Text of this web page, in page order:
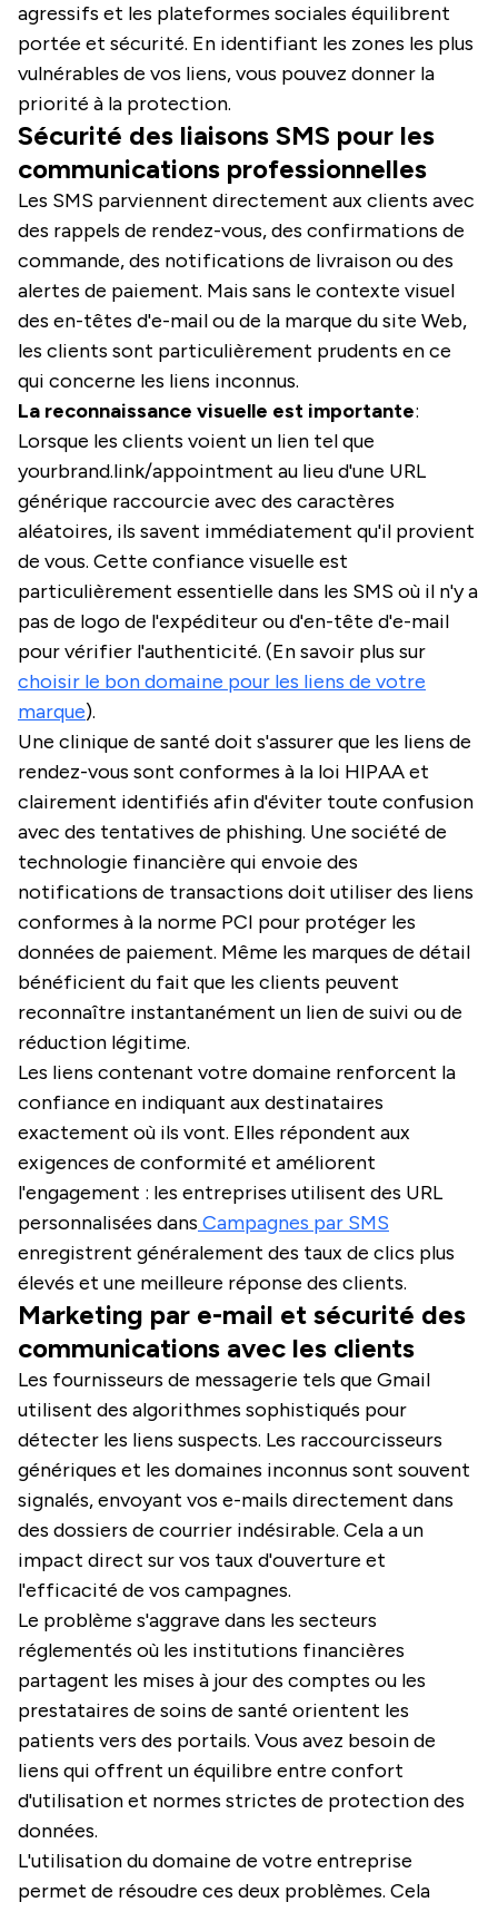
agressifs et les plateformes sociales équilibrent
portée et sécurité. En identifiant les zones les plus
vulnérables de vos liens, vous pouvez donner la
priorité à la protection.
Sécurité des liaisons SMS pour les
communications professionnelles
Les SMS parviennent directement aux clients avec
des rappels de rendez-vous, des confirmations de
commande, des notifications de livraison ou des
alertes de paiement. Mais sans le contexte visuel
des en-têtes d'e-mail ou de la marque du site Web,
les clients sont particulièrement prudents en ce
qui concerne les liens inconnus.
La reconnaissance visuelle est importante:
Lorsque les clients voient un lien tel que
yourbrand.link/appointment au lieu d'une URL
générique raccourcie avec des caractères
aléatoires, ils savent immédiatement qu'il provient
de vous. Cette confiance visuelle est
particulièrement essentielle dans les SMS où il n'y a
pas de logo de l'expéditeur ou d'en-tête d'e-mail
pour vérifier l'authenticité. (En savoir plus sur
choisir le bon domaine pour les liens de votre
marque).
Une clinique de santé doit s'assurer que les liens de
rendez-vous sont conformes à la loi HIPAA et
clairement identifiés afin d'éviter toute confusion
avec des tentatives de phishing. Une société de
technologie financière qui envoie des
notifications de transactions doit utiliser des liens
conformes à la norme PCI pour protéger les
données de paiement. Même les marques de détail
bénéficient du fait que les clients peuvent
reconnaître instantanément un lien de suivi ou de
réduction légitime.
Les liens contenant votre domaine renforcent la
confiance en indiquant aux destinataires
exactement où ils vont. Elles répondent aux
exigences de conformité et améliorent
l'engagement : les entreprises utilisent des URL
personnalisées dans Campagnes par SMS
enregistrent généralement des taux de clics plus
élevés et une meilleure réponse des clients.
Marketing par e-mail et sécurité des
communications avec les clients
Les fournisseurs de messagerie tels que Gmail
utilisent des algorithmes sophistiqués pour
détecter les liens suspects. Les raccourcisseurs
génériques et les domaines inconnus sont souvent
signalés, envoyant vos e-mails directement dans
des dossiers de courrier indésirable. Cela a un
impact direct sur vos taux d'ouverture et
l'efficacité de vos campagnes.
Le problème s'aggrave dans les secteurs
réglementés où les institutions financières
partagent les mises à jour des comptes ou les
prestataires de soins de santé orientent les
patients vers des portails. Vous avez besoin de
liens qui offrent un équilibre entre confort
d'utilisation et normes strictes de protection des
données.
L'utilisation du domaine de votre entreprise
permet de résoudre ces deux problèmes. Cela